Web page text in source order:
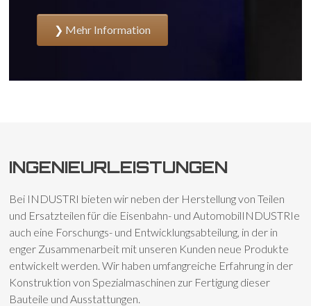
Mehr Information
INGENIEURLEISTUNGEN
Bei INDUSTRI bieten wir neben der Herstellung von Teilen
und Ersatzteilen für die Eisenbahn- und AutomobilINDUSTRIe
auch eine Forschungs- und Entwicklungsabteilung, in der in
enger Zusammenarbeit mit unseren Kunden neue Produkte
entwickelt werden. Wir haben umfangreiche Erfahrung in der
Konstruktion von Spezialmaschinen zur Fertigung dieser
Bauteile und Ausstattungen.